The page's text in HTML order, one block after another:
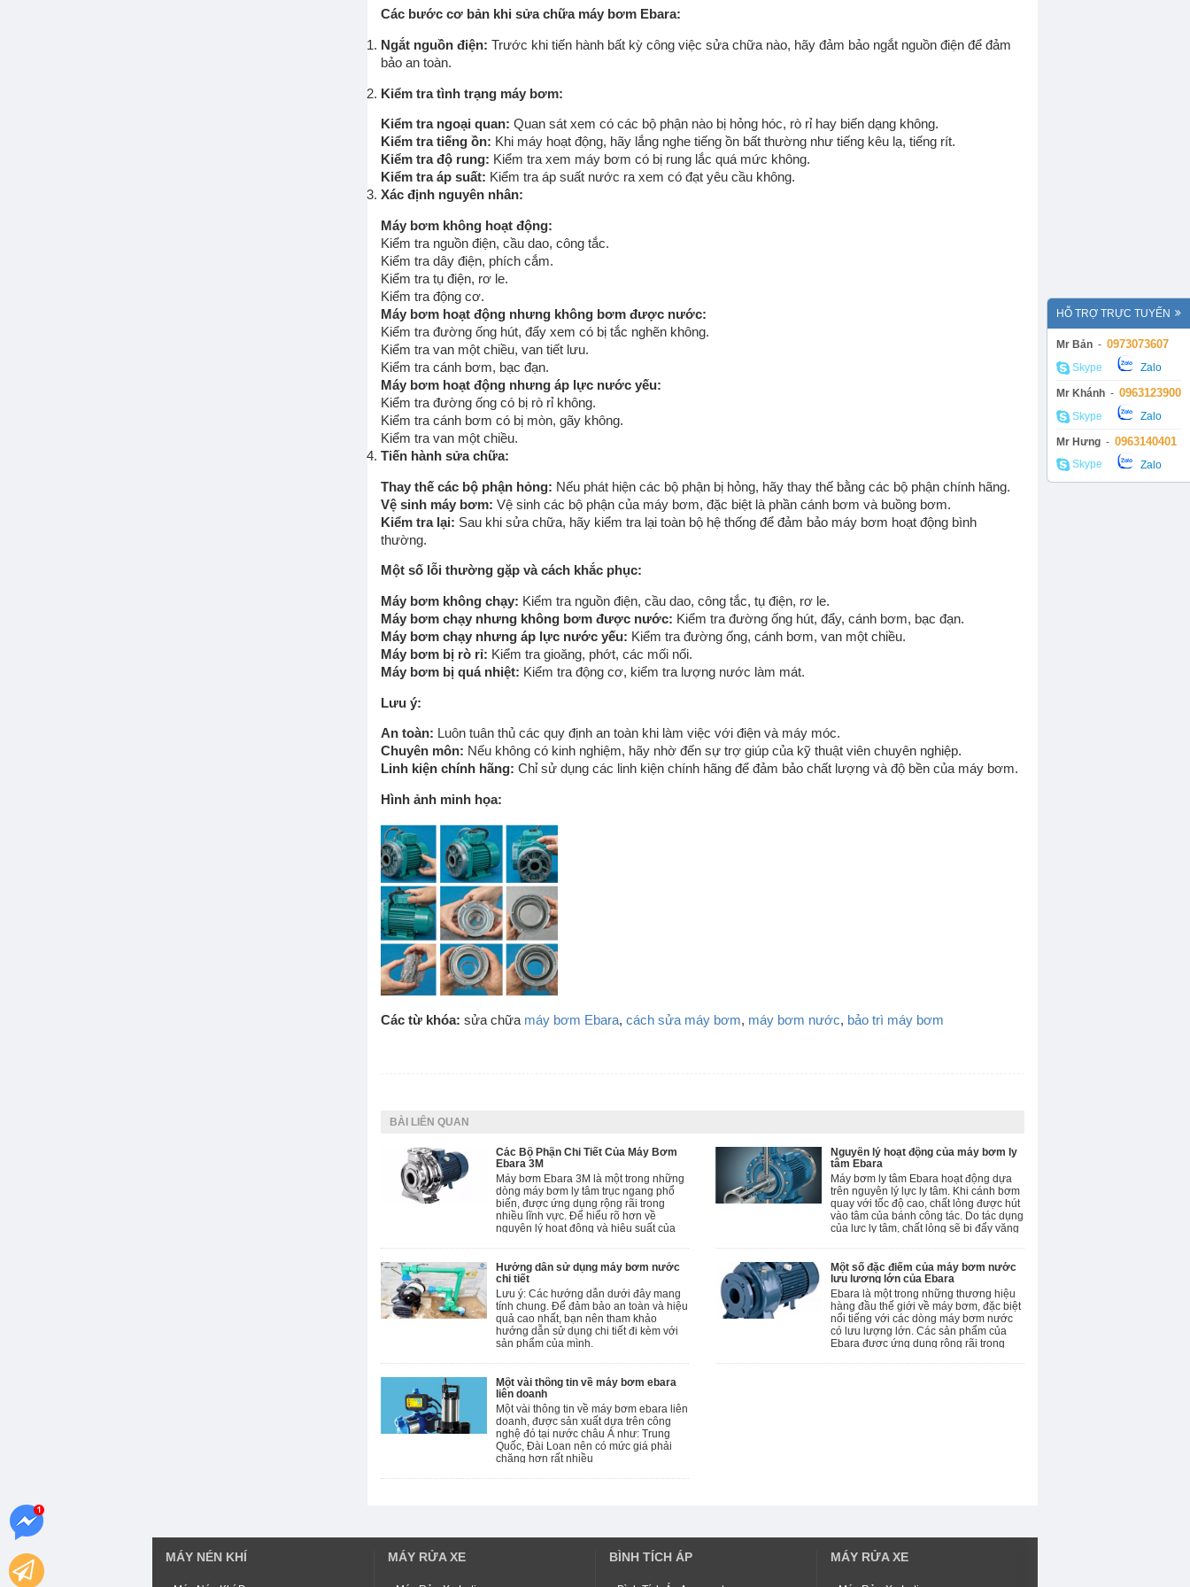
HỖ TRỢ TRỰC TUYẾN
Mr Bản - 0973073607
Skype Zalo
Mr Khánh - 0963123900
Skype Zalo
Mr Hưng - 0963140401
Skype Zalo
biết?
Bơm nước thải
Máy bơm công nghiệp
Máy bơm tăng áp
Máy bơm nước gia đình
Bơm ly tâm
Máy bơm chữa cháy
Máy bơm nước thải
Động cơ điện Elektrim
Động cơ điện ATT
MÁY BƠM SEALAND
Máy bơm hỏa tiễn
Máy bơm cứu hỏa
Máy bơm chìm
Bơm chân không
Bơm đa tầng cánh
MÁY CHÀ SÀN
QUẠT CÔNG NGHIỆP MÁY BƠM HÓA CHẤT
Bơm định lượng
MÁY BƠM NHIỆT
Pa lăng điện
Máy cắt sắt
Máy uốn sắt
Máy đầm thước
Máy cắt bê tông
Các bước cơ bản khi sửa chữa máy bơm Ebara:
Ngắt nguồn điện: Trước khi tiến hành bất kỳ công việc sửa chữa nào, hãy đảm bảo ngắt nguồn điện để đảm
bảo an toàn.
Kiểm tra tình trạng máy bơm:
Kiểm tra ngoại quan: Quan sát xem có các bộ phận nào bị hỏng hóc, rò rỉ hay biến dạng không.
Kiểm tra tiếng ồn: Khi máy hoạt động, hãy lắng nghe tiếng ồn bất thường như tiếng kêu lạ, tiếng rít.
Kiểm tra độ rung: Kiểm tra xem máy bơm có bị rung lắc quá mức không.
Kiểm tra áp suất: Kiểm tra áp suất nước ra xem có đạt yêu cầu không.
Xác định nguyên nhân:
Máy bơm không hoạt động:
Kiểm tra nguồn điện, cầu dao, công tắc.
Kiểm tra dây điện, phích cắm.
Kiểm tra tụ điện, rơ le.
Kiểm tra động cơ.
Máy bơm hoạt động nhưng không bơm được nước:
Kiểm tra đường ống hút, đẩy xem có bị tắc nghẽn không.
Kiểm tra van một chiều, van tiết lưu.
Kiểm tra cánh bơm, bạc đạn.
Máy bơm hoạt động nhưng áp lực nước yếu:
Kiểm tra đường ống có bị rò rỉ không.
Kiểm tra cánh bơm có bị mòn, gãy không.
Kiểm tra van một chiều.
Tiến hành sửa chữa:
Thay thế các bộ phận hỏng: Nếu phát hiện các bộ phận bị hỏng, hãy thay thế bằng các bộ phận chính hãng.
Vệ sinh máy bơm: Vệ sinh các bộ phận của máy bơm, đặc biệt là phần cánh bơm và buồng bơm.
Kiểm tra lại: Sau khi sửa chữa, hãy kiểm tra lại toàn bộ hệ thống để đảm bảo máy bơm hoạt động bình
thường.
Một số lỗi thường gặp và cách khắc phục:
Máy bơm không chạy: Kiểm tra nguồn điện, cầu dao, công tắc, tụ điện, rơ le.
Máy bơm chạy nhưng không bơm được nước: Kiểm tra đường ống hút, đẩy, cánh bơm, bạc đạn.
Máy bơm chạy nhưng áp lực nước yếu: Kiểm tra đường ống, cánh bơm, van một chiều.
Máy bơm bị rò rỉ: Kiểm tra gioăng, phớt, các mối nối.
Máy bơm bị quá nhiệt: Kiểm tra động cơ, kiểm tra lượng nước làm mát.
Lưu ý:
An toàn: Luôn tuân thủ các quy định an toàn khi làm việc với điện và máy móc.
Chuyên môn: Nếu không có kinh nghiệm, hãy nhờ đến sự trợ giúp của kỹ thuật viên chuyên nghiệp.
Linh kiện chính hãng: Chỉ sử dụng các linh kiện chính hãng để đảm bảo chất lượng và độ bền của máy bơm.
Hình ảnh minh họa:
Các từ khóa: sửa chữa máy bơm Ebara, cách sửa máy bơm, máy bơm nước, bảo trì máy bơm
BÀI LIÊN QUAN
Các Bộ Phận Chi Tiết Của Máy Bơm
Ebara 3M
Máy bơm Ebara 3M là một trong những
dòng máy bơm ly tâm trục ngang phổ
biến, được ứng dụng rộng rãi trong
nhiều lĩnh vực. Để hiểu rõ hơn về
nguyên lý hoạt động và hiệu suất của
các bộ phận cấu thành nên nó.
Nguyên lý hoạt động của máy bơm ly
tâm Ebara
Máy bơm ly tâm Ebara hoạt động dựa
trên nguyên lý lực ly tâm. Khi cánh bơm
quay với tốc độ cao, chất lỏng được hút
vào tâm của bánh công tác. Do tác dụng
của lực ly tâm, chất lỏng sẽ bị đẩy văng
và đẩy chất lỏng đi qua ống đẩy.
Hướng dẫn sử dụng máy bơm nước
chi tiết
Lưu ý: Các hướng dẫn dưới đây mang
tính chung. Để đảm bảo an toàn và hiệu
quả cao nhất, bạn nên tham khảo
hướng dẫn sử dụng chi tiết đi kèm với
sản phẩm của mình.
Một số đặc điểm của máy bơm nước
lưu lượng lớn của Ebara
Ebara là một trong những thương hiệu
hàng đầu thế giới về máy bơm, đặc biệt
nổi tiếng với các dòng máy bơm nước
có lưu lượng lớn. Các sản phẩm của
Ebara được ứng dụng rộng rãi trong
nghiệp, xây dựng và cấp thoát nước.
Một vài thông tin về máy bơm ebara
liên doanh
Một vài thông tin về máy bơm ebara liên
doanh, được sản xuất dựa trên công
nghệ đó tại nước châu Á như: Trung
Quốc, Đài Loan nên có mức giá phải
chăng hơn rất nhiều
MÁY NÉN KHÍ MÁY RỬA XE BÌNH TÍCH ÁP MÁY RỬA XE